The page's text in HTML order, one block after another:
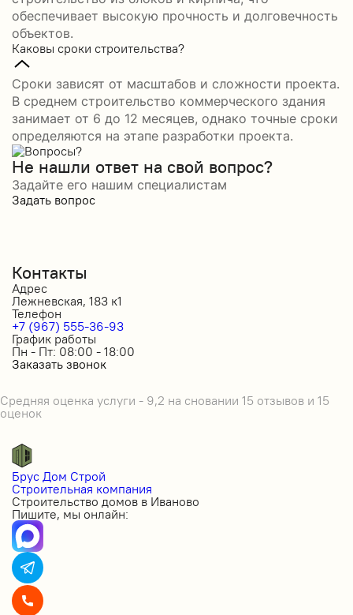
обеспечивает высокую прочность и долговечность
объектов.
Каковы сроки строительства?
Сроки зависят от масштабов и сложности проекта.
В среднем строительство коммерческого здания
занимает от 6 до 12 месяцев, однако точные сроки
определяются на этапе разработки проекта.
Не нашли ответ на свой вопрос?
Задайте его нашим специалистам
Задать вопрос
Контакты
Адрес
Лежневская, 183 к1
Телефон
+7 (967) 555-36-93
График работы
Пн - Пт: 08:00 - 18:00
Заказать звонок
Средняя оценка услуги - 9,2 на сновании 15 отзывов и 15
оценок
Брус Дом Строй
Строительная компания
Строительство домов в Иваново
Пишите, мы онлайн: